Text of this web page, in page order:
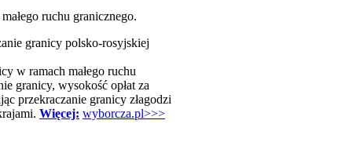
ruchu granicznego.
granicy polsko-rosyjskiej
w ramach małego ruchu
granicy, wysokość opłat za
przekraczanie granicy złagodzi
Więcej: wyborcza.pl>>>